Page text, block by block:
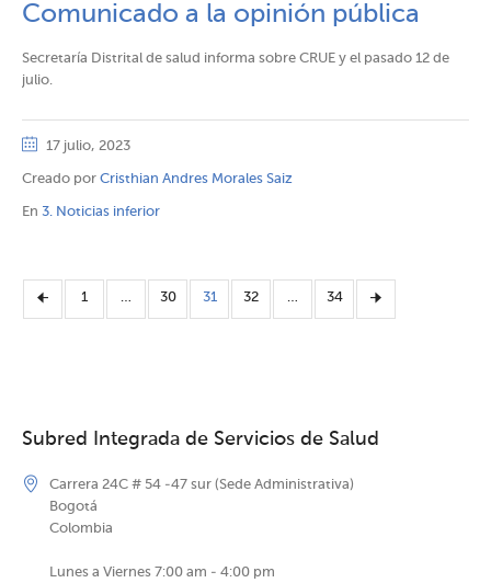
Comunicado a la opinión pública
Secretaría Distrital de salud informa sobre CRUE y el pasado 12 de
julio.
17 julio, 2023
Creado por Cristhian Andres Morales Saiz
En 3. Noticias inferior
1 … 30 31 32 … 34
Subred Integrada de Servicios de Salud
Carrera 24C # 54 -47 sur (Sede Administrativa)
Bogotá
Colombia
Lunes a Viernes 7:00 am - 4:00 pm